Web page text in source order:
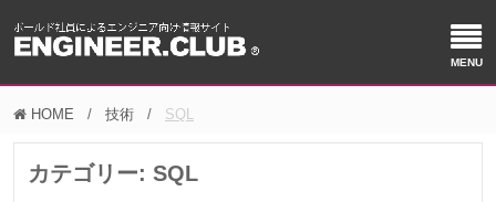
HOME 技術 SQL
カテゴリー: SQL